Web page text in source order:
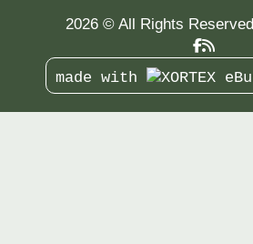
2026 © All Rights Reserved
made with